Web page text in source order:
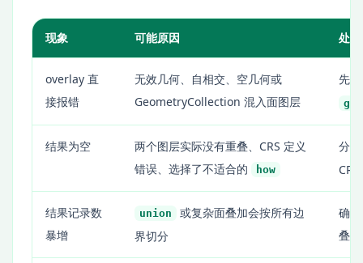
现象 可能原因 处
overlay 直
接报错
无效几何、自相交、空几何或
GeometryCollection 混入面图层
先
结果为空
两个图层实际没有重叠、CRS 定义
错误、选择了不适合的
how
分
结果记录数
暴增
union
或复杂面叠加会按所有边
界切分
确
叠